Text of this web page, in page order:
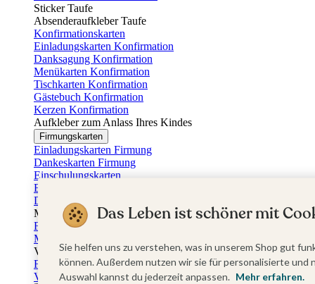
Sticker Taufe
Absenderaufkleber Taufe
Konfirmationskarten
Einladungskarten Konfirmation
Danksagung Konfirmation
Menükarten Konfirmation
Tischkarten Konfirmation
Gästebuch Konfirmation
Kerzen Konfirmation
Aufkleber zum Anlass Ihres Kindes
Firmungskarten
Einladungskarten Firmung
Dankeskarten Firmung
Einschulungskarten
Einladungskarten Einschulung
Danksagung Einschulung
Muttertag
Fotogeschenke Muttertag
Muttertagskarten
Vatertag
Fotogeschenke Vatertag
Vatertagskarten
Das Leben ist schöner mit
Sie helfen uns zu verstehen, was in unserem Shop gut
können. Außerdem nutzen wir sie für personalisierte
Auswahl kannst du jederzeit anpassen. Mehr erfahren.